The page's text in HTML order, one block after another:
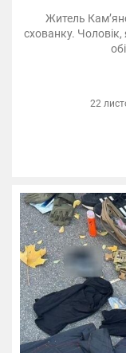
Житель
схованку.
22